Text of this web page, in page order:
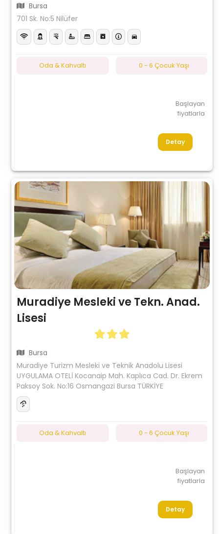
Bursa
701 Sk. No:5 Nilüfer
Oda & Kahvaltı 0 - 6 Çocuk Yaşı
Başlayan
fiyatlarla
Detay
Muradiye Mesleki ve Tekn. Anad.
Lisesi
Bursa
Muradiye Turizm Mesleki ve Teknik Anadolu Lisesi
UYGULAMA OTELİ Kocanaip Mah. Kaplıca Cad. Dr. Ekrem
Paksoy Sok. No:16 Osmangazi Bursa TÜRKİYE
Oda & Kahvaltı 0 - 6 Çocuk Yaşı
Başlayan
fiyatlarla
Detay